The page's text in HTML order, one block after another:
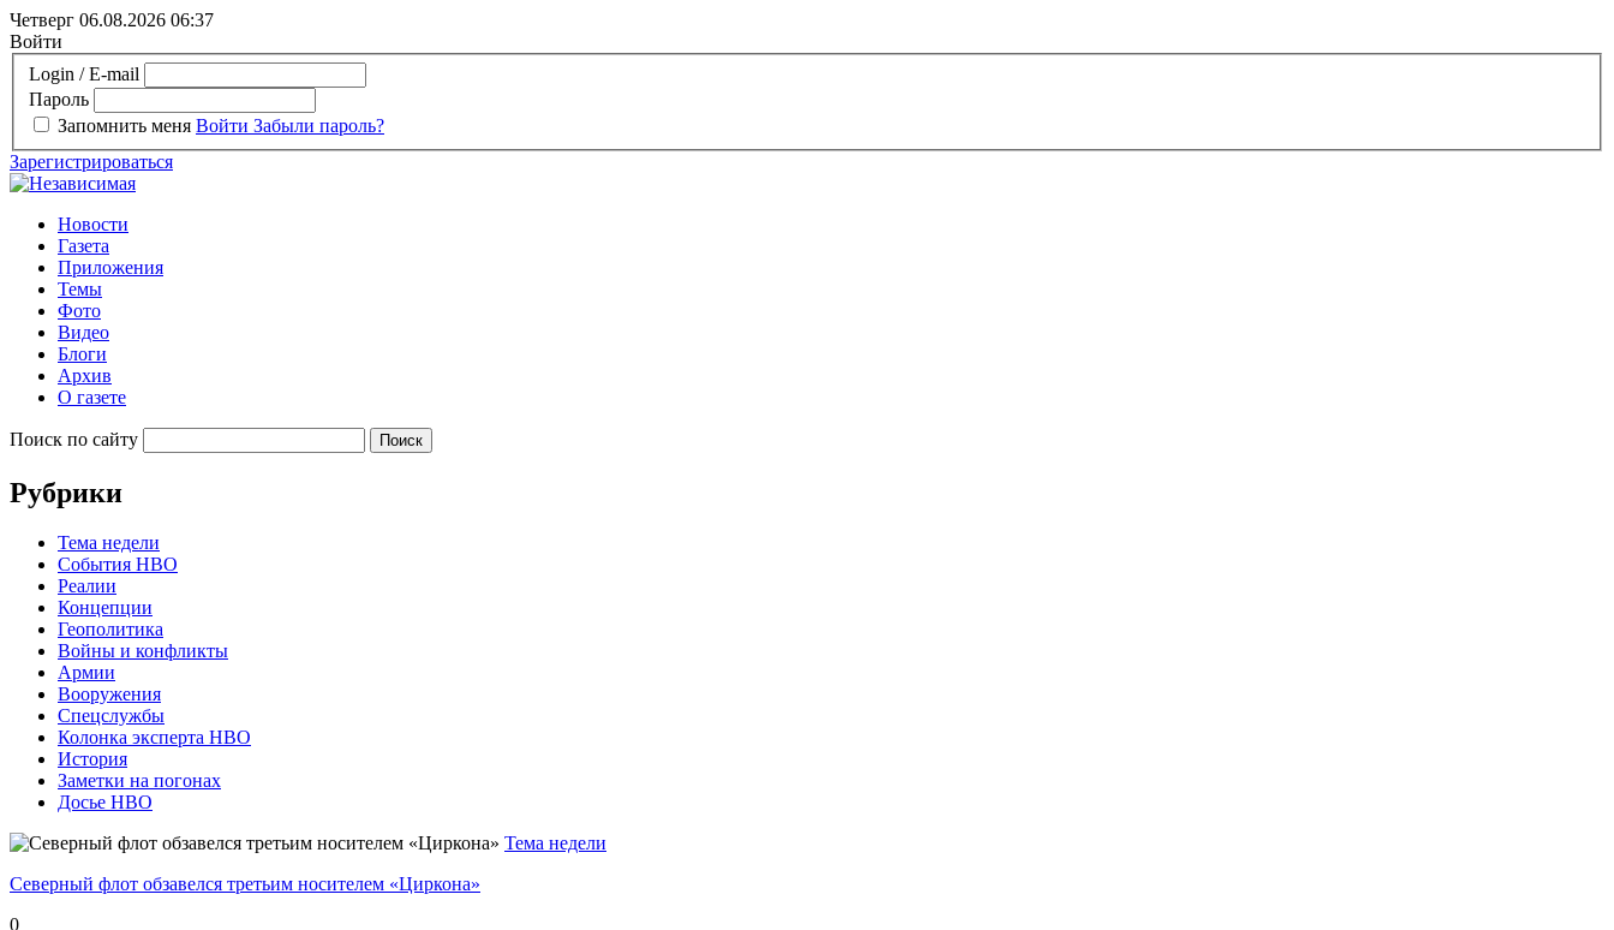
Четверг 06.08.2026 06:37
Войти
Login / E-mail
Пароль
Запомнить меня Войти Забыли пароль?
Зарегистрироваться
Новости
Газета
Приложения
Темы
Фото
Видео
Блоги
Архив
О газете
Поиск по сайту
Рубрики
Тема недели
События НВО
Реалии
Концепции
Геополитика
Войны и конфликты
Армии
Вооружения
Спецслужбы
Колонка эксперта НВО
История
Заметки на погонах
Досье НВО
Тема недели
Северный флот обзавелся третьим носителем «Циркона»
0